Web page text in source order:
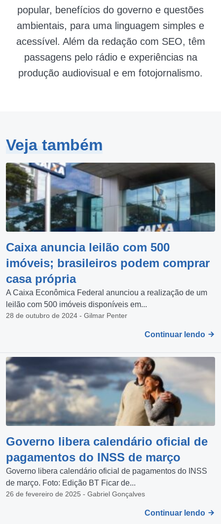
popular, benefícios do governo e questões
ambientais, para uma linguagem simples e
acessível. Além da redação com SEO, têm
passagens pelo rádio e experiências na
produção audiovisual e em fotojornalismo.
Veja também
Caixa anuncia leilão com 500
imóveis; brasileiros podem comprar
casa própria
A Caixa Econômica Federal anunciou a realização de um
leilão com 500 imóveis disponíveis em...
28 de outubro de 2024 - Gilmar Penter
Continuar lendo
Governo libera calendário oficial de
pagamentos do INSS de março
Governo libera calendário oficial de pagamentos do INSS
de março. Foto: Edição BT Ficar de...
26 de fevereiro de 2025 - Gabriel Gonçalves
Continuar lendo